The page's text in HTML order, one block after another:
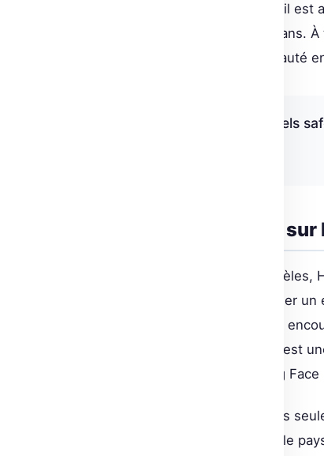
Chaque dépôt est vérifié dès qu’il
poursuit continuellement ses scans.
soulagement pour une communauté
« Keep hugging those models
Impact du partenariat
En sécurisant le partage de
utilisateurs, mais aussi encourager
sécurisé. Cette initiative pourrait
travaux, sachant que la sécurité est
partage de modèles sur Hugging
L’association avec JFrog n’est pas
l’importance de la sécurité dans le